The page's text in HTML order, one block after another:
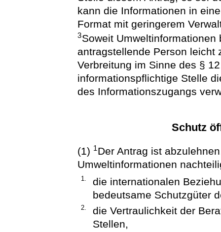
kann die Informationen in
Format mit geringerem
3Soweit
antragstellende Person leicht
Verbreitung im Sinne des §
informationspflichtige Stelle
des Informationszugangs
Schutz
(1) 1Der Antrag ist
Umweltinformationen
1.
die internationalen
bedeutsame Schutzgüter
2.
die Vertraulichkeit der
Stellen,